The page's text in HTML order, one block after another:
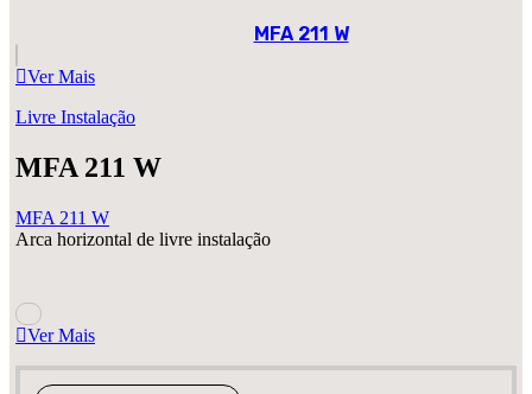
MFA 211 W
Ver Mais
Livre Instalação
MFA 211 W
MFA 211 W
Arca horizontal de livre instalação
Ver Mais